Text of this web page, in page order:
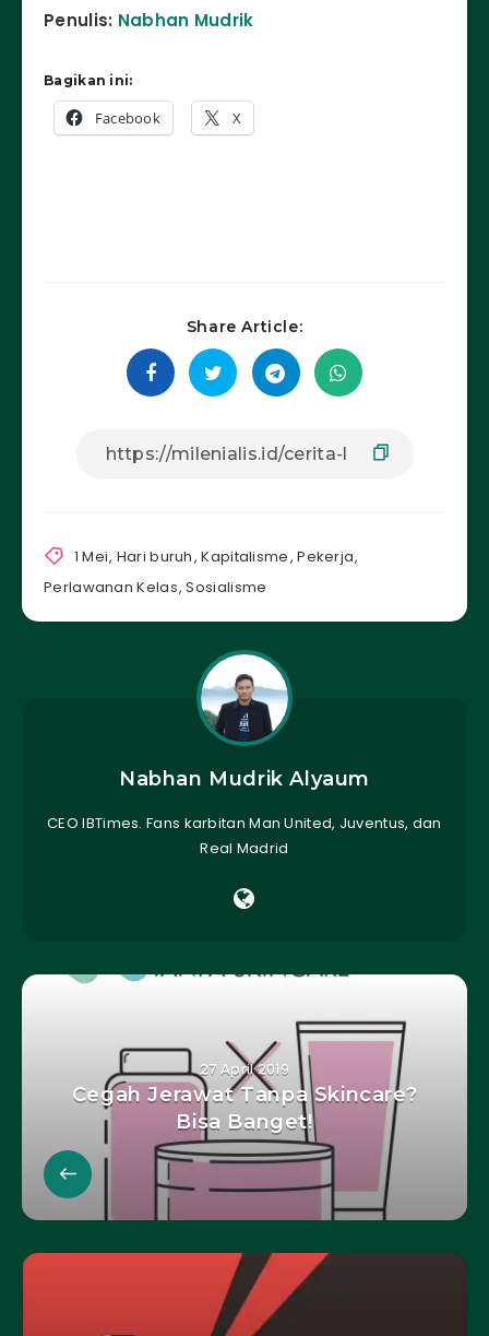
Penulis: Nabhan Mudrik
Bagikan ini:
Facebook X
Share Article:
1 Mei, Hari buruh,Kapitalisme,Pekerja,
Perlawanan Kelas,Sosialisme
Nabhan Mudrik Alyaum
CEO IBTimes. Fans karbitan Man United, Juventus, dan
Real Madrid
27 April 2019
Cegah Jerawat Tanpa Skincare?
Bisa Banget!